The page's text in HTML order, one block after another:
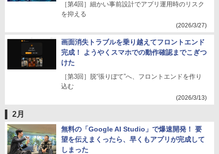
［第4回］細かい事前設計でアプリ運用時のリスク
を抑える
(2026/3/27)
画面消失トラブルを乗り越えてフロントエンド
完成！ ようやくスマホでの動作確認までこぎつ
けた
［第3回］脱“張りぼて”へ、フロントエンドを作り
込む
(2026/3/13)
2月
無料の「Google AI Studio」で爆速開発！ 要
望を伝えまくったら、早くもアプリが完成して
しまった